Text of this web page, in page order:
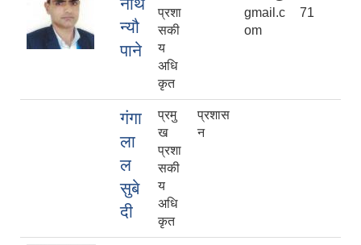
नाथ
न्यौ
पाने
प्रशा
सकी
य
अधि
कृत
gmail.c
om
71
गंगा
ला
ल
सुबे
दी
प्रमु
ख
प्रशा
सकी
य
अधि
कृत
प्रशास
न